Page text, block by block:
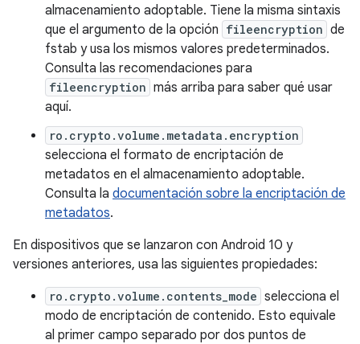
almacenamiento adoptable. Tiene la misma sintaxis
que el argumento de la opción fileencryption de
fstab y usa los mismos valores predeterminados.
Consulta las recomendaciones para
fileencryption más arriba para saber qué usar
aquí.
ro.crypto.volume.metadata.encryption
selecciona el formato de encriptación de
metadatos en el almacenamiento adoptable.
Consulta la documentación sobre la encriptación de
metadatos.
En dispositivos que se lanzaron con Android 10 y
versiones anteriores, usa las siguientes propiedades:
ro.crypto.volume.contents_mode selecciona el
modo de encriptación de contenido. Esto equivale
al primer campo separado por dos puntos de